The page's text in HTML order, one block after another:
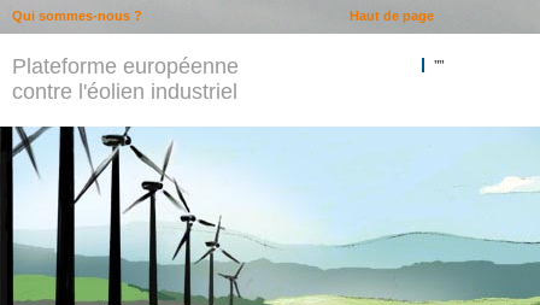
Plateforme européenne
contre l'éolien industriel
""
Haut de page
Qui sommes-nous ?